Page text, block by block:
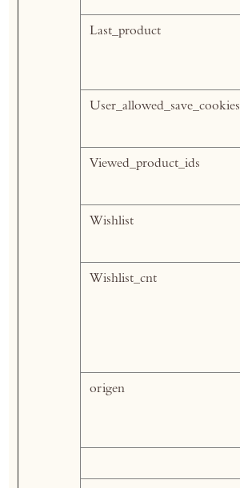
Last_product
User_allowed_save_cookies
Viewed_product_ids
Wishlist
Wishlist_cnt
origen